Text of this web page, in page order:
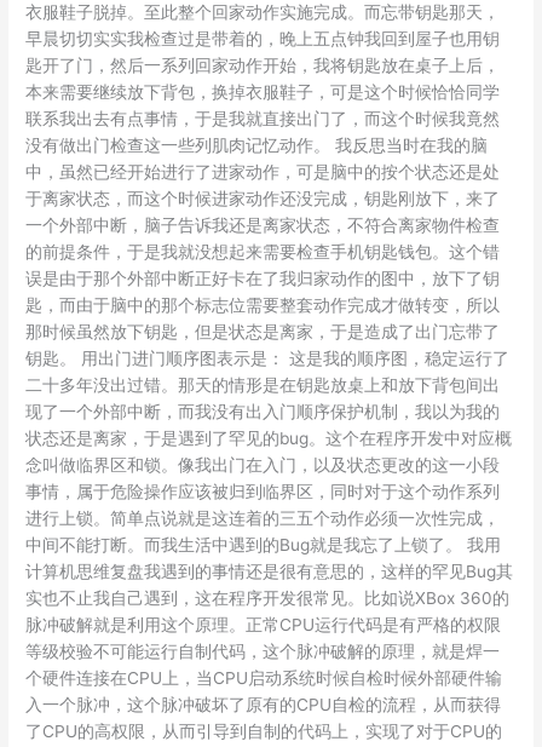
衣服鞋子脱掉。至此整个回家动作实施完成。而忘带钥匙那天，
早晨切切实实我检查过是带着的，晚上五点钟我回到屋子也用钥
匙开了门，然后一系列回家动作开始，我将钥匙放在桌子上后，
本来需要继续放下背包，换掉衣服鞋子，可是这个时候恰恰同学
联系我出去有点事情，于是我就直接出门了，而这个时候我竟然
没有做出门检查这一些列肌肉记忆动作。 我反思当时在我的脑
中，虽然已经开始进行了进家动作，可是脑中的按个状态还是处
于离家状态，而这个时候进家动作还没完成，钥匙刚放下，来了
一个外部中断，脑子告诉我还是离家状态，不符合离家物件检查
的前提条件，于是我就没想起来需要检查手机钥匙钱包。这个错
误是由于那个外部中断正好卡在了我归家动作的图中，放下了钥
匙，而由于脑中的那个标志位需要整套动作完成才做转变，所以
那时候虽然放下钥匙，但是状态是离家，于是造成了出门忘带了
钥匙。 用出门进门顺序图表示是： 这是我的顺序图，稳定运行了
二十多年没出过错。那天的情形是在钥匙放桌上和放下背包间出
现了一个外部中断，而我没有出入门顺序保护机制，我以为我的
状态还是离家，于是遇到了罕见的bug。这个在程序开发中对应概
念叫做临界区和锁。像我出门在入门，以及状态更改的这一小段
事情，属于危险操作应该被归到临界区，同时对于这个动作系列
进行上锁。简单点说就是这连着的三五个动作必须一次性完成，
中间不能打断。而我生活中遇到的Bug就是我忘了上锁了。 我用
计算机思维复盘我遇到的事情还是很有意思的，这样的罕见Bug其
实也不止我自己遇到，这在程序开发很常见。比如说XBox 360的
脉冲破解就是利用这个原理。正常CPU运行代码是有严格的权限
等级校验不可能运行自制代码，这个脉冲破解的原理，就是焊一
个硬件连接在CPU上，当CPU启动系统时候自检时候外部硬件输
入一个脉冲，这个脉冲破坏了原有的CPU自检的流程，从而获得
了CPU的高权限，从而引导到自制的代码上，实现了对于CPU的